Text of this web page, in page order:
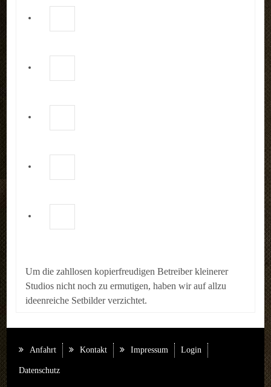
Um die zahllosen kopierfreudigen Betreiber kleinerer
Studios nicht noch zu ermutigen, haben wir auf allzu
ideenreiche Setbilder verzichtet.
Anfahrt Kontakt Impressum Login
Datenschutz